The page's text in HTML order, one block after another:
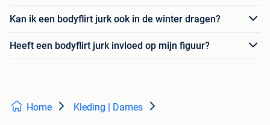
Kan ik een bodyflirt jurk ook in de winter dragen?
Heeft een bodyflirt jurk invloed op mijn figuur?
Home Kleding | Dames